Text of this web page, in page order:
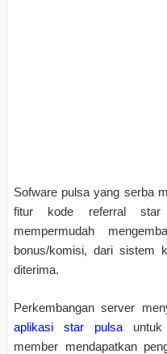
Sofware pulsa yang serba
fitur kode referral
mempermudah
bonus/komisi, dari sistem
diterima.
Perkembangan server
aplikasi star pulsauntuk
member mendapatkan